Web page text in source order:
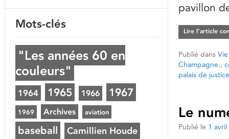
pavillon
Lire l’article
Publié dans
Champagne.,
palais de justice
Le
Publié le 1
Mots-clés
"Les années 60 en
couleurs"
1964 1965 1966 1967
1969 Archives aviation
baseball Camillien Houde